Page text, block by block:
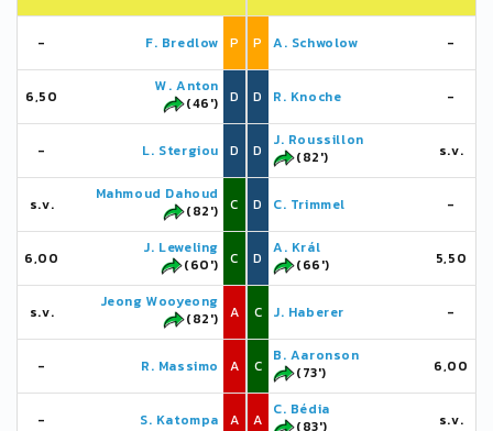
- F. Bredlow P
6,50
W. Anton
(46')
D
- L. Stergiou D
s.v.
Mahmoud Dahoud
(82')
C
6,00
J. Leweling
(60')
C
s.v.
Jeong Wooyeong
(82')
A
- R. Massimo A
- S. Katompa A
P A. Schwolow -
D R. Knoche -
D
J. Roussillon
(82')
s.v.
D C. Trimmel -
D
A. Král
(66')
5,50
C J. Haberer -
C
B. Aaronson
(73')
6,00
A
C. Bédia
(83')
s.v.